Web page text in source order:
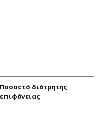
Ποσοστό διάτρητης
επιφάνειας